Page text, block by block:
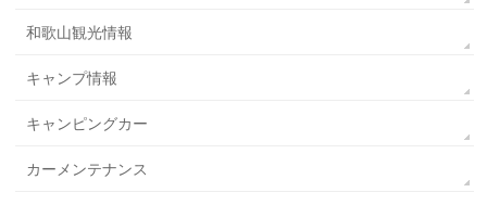
和歌山観光情報
キャンプ情報
キャンピングカー
カーメンテナンス